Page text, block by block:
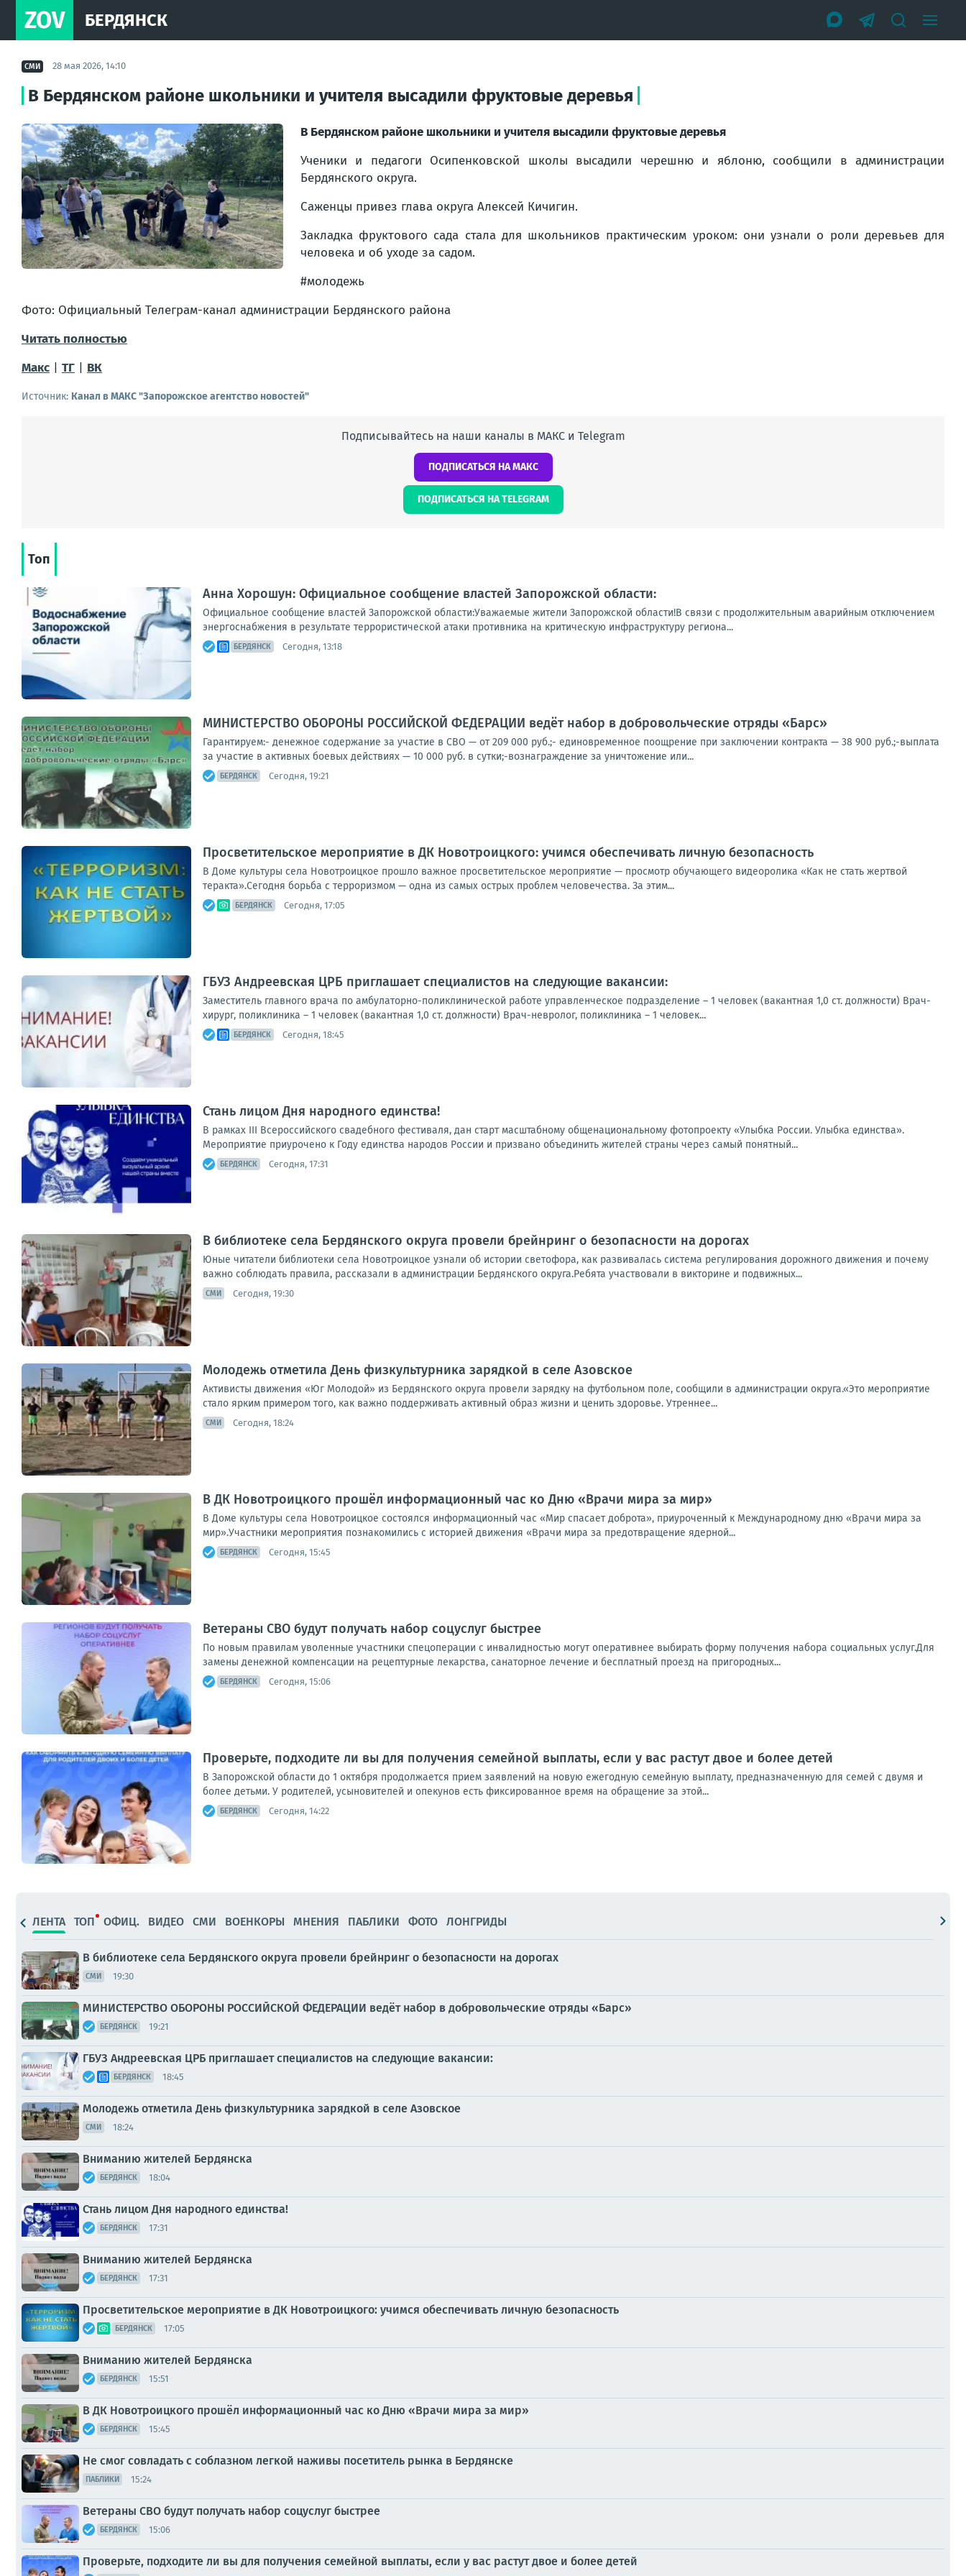
ZOV БЕРДЯНСК
СМИ 28 мая 2026, 14:10
В Бердянском районе школьники и учителя высадили фруктовые деревья
В Бердянском районе школьники и учителя высадили фруктовые деревья
Ученики и педагоги Осипенковской школы высадили черешню и яблоню, сообщили в администрации
Бердянского округа.
Саженцы привез глава округа Алексей Кичигин.
Закладка фруктового сада стала для школьников практическим уроком: они узнали о роли деревьев для
человека и об уходе за садом.
#молодежь
Фото: Официальный Телеграм-канал администрации Бердянского района
Читать полностью
Макс
ТГ ВК
Источник: Канал в МАКС "Запорожское агентство новостей"
Подписывайтесь на наши каналы в МАКС и Telegram
ПОДПИСАТЬСЯ НА МАКС
ПОДПИСАТЬСЯ НА TELEGRAM
Топ
Анна Хорошун: Официальное сообщение властей Запорожской области:
Официальное сообщение властей Запорожской области:Уважаемые жители Запорожской области!В связи с продолжительным аварийным отключением
энергоснабжения в результате террористической атаки противника на критическую инфраструктуру региона...
БЕРДЯНСК Сегодня, 13:18
МИНИСТЕРСТВО ОБОРОНЫ РОССИЙСКОЙ ФЕДЕРАЦИИ ведёт набор в добровольческие отряды «Барс»
Гарантируем:- денежное содержание за участие в СВО — от 209 000 руб.;- единовременное поощрение при заключении контракта — 38 900 руб.;-выплата
за участие в активных боевых действиях — 10 000 руб. в сутки;-вознаграждение за уничтожение или...
БЕРДЯНСК Сегодня, 19:21
Просветительское мероприятие в ДК Новотроицкого: учимся обеспечивать личную безопасность
В Доме культуры села Новотроицкое прошло важное просветительское мероприятие — просмотр обучающего видеоролика «Как не стать жертвой
теракта».Сегодня борьба с терроризмом — одна из самых острых проблем человечества. За этим...
БЕРДЯНСК Сегодня, 17:05
ГБУЗ Андреевская ЦРБ приглашает специалистов на следующие вакансии:
Заместитель главного врача по амбулаторно-поликлинической работе управленческое подразделение – 1 человек (вакантная 1,0 ст. должности) Врач-
хирург, поликлиника – 1 человек (вакантная 1,0 ст. должности) Врач-невролог, поликлиника – 1 человек...
БЕРДЯНСК Сегодня, 18:45
Стань лицом Дня народного единства!
В рамках III Всероссийского свадебного фестиваля, дан старт масштабному общенациональному фотопроекту «Улыбка России. Улыбка единства».
Мероприятие приурочено к Году единства народов России и призвано объединить жителей страны через самый понятный...
БЕРДЯНСК Сегодня, 17:31
В библиотеке села Бердянского округа провели брейнринг о безопасности на дорогах
Юные читатели библиотеки села Новотроицкое узнали об истории светофора, как развивалась система регулирования дорожного движения и почему
важно соблюдать правила, рассказали в администрации Бердянского округа.Ребята участвовали в викторине и подвижных...
СМИ Сегодня, 19:30
Молодежь отметила День физкультурника зарядкой в селе Азовское
Активисты движения «Юг Молодой» из Бердянского округа провели зарядку на футбольном поле, сообщили в администрации округа.«Это мероприятие
стало ярким примером того, как важно поддерживать активный образ жизни и ценить здоровье. Утреннее...
СМИ Сегодня, 18:24
В ДК Новотроицкого прошёл информационный час ко Дню «Врачи мира за мир»
В Доме культуры села Новотроицкое состоялся информационный час «Мир спасает доброта», приуроченный к Международному дню «Врачи мира за
мир».Участники мероприятия познакомились с историей движения «Врачи мира за предотвращение ядерной...
БЕРДЯНСК Сегодня, 15:45
Ветераны СВО будут получать набор соцуслуг быстрее
По новым правилам уволенные участники спецоперации с инвалидностью могут оперативнее выбирать форму получения набора социальных услуг.Для
замены денежной компенсации на рецептурные лекарства, санаторное лечение и бесплатный проезд на пригородных...
БЕРДЯНСК Сегодня, 15:06
Проверьте, подходите ли вы для получения семейной выплаты, если у вас растут двое и более детей
В Запорожской области до 1 октября продолжается прием заявлений на новую ежегодную семейную выплату, предназначенную для семей с двумя и
более детьми. У родителей, усыновителей и опекунов есть фиксированное время на обращение за этой...
БЕРДЯНСК Сегодня, 14:22
ЛЕНТА ТОП ОФИЦ. ВИДЕО СМИ ВОЕНКОРЫ МНЕНИЯ ПАБЛИКИ ФОТО ЛОНГРИДЫ
В библиотеке села Бердянского округа провели брейнринг о безопасности на дорогах
СМИ 19:30
МИНИСТЕРСТВО ОБОРОНЫ РОССИЙСКОЙ ФЕДЕРАЦИИ ведёт набор в добровольческие отряды «Барс»
БЕРДЯНСК 19:21
ГБУЗ Андреевская ЦРБ приглашает специалистов на следующие вакансии:
БЕРДЯНСК 18:45
Молодежь отметила День физкультурника зарядкой в селе Азовское
СМИ 18:24
Вниманию жителей Бердянска
БЕРДЯНСК 18:04
Стань лицом Дня народного единства!
БЕРДЯНСК 17:31
Вниманию жителей Бердянска
БЕРДЯНСК 17:31
Просветительское мероприятие в ДК Новотроицкого: учимся обеспечивать личную безопасность
БЕРДЯНСК 17:05
Вниманию жителей Бердянска
БЕРДЯНСК 15:51
В ДК Новотроицкого прошёл информационный час ко Дню «Врачи мира за мир»
БЕРДЯНСК 15:45
Не смог совладать с соблазном легкой наживы посетитель рынка в Бердянске
ПАБЛИКИ 15:24
Ветераны СВО будут получать набор соцуслуг быстрее
БЕРДЯНСК 15:06
Проверьте, подходите ли вы для получения семейной выплаты, если у вас растут двое и более детей